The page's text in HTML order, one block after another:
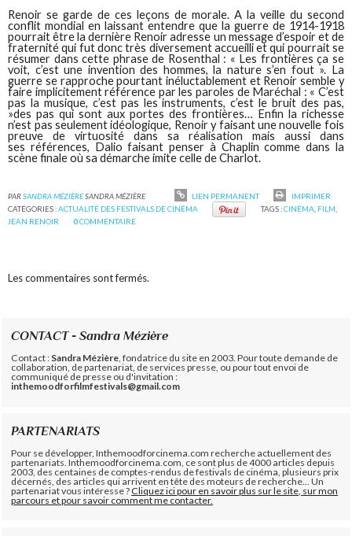
Renoir se garde de ces leçons de morale. A la veille du second
conflit mondial en laissant entendre que la guerre de 1914-1918
pourrait être la dernière Renoir adresse un message d’espoir et de
fraternité qui fut donc très diversement accueilli et qui pourrait se
résumer dans cette phrase de Rosenthal : « Les frontières ça se
voit, c’est une invention des hommes, la nature s’en fout ». La
guerre se rapproche pourtant inéluctablement et Renoir semble y
faire implicitement référence par les paroles de Maréchal : « C’est
pas la musique, c’est pas les instruments, c’est le bruit des pas,
»des pas qui sont aux portes des frontières… Enfin la richesse
n’est pas seulement idéologique, Renoir y faisant une nouvelle fois
preuve de virtuosité dans sa réalisation mais aussi dans
ses références, Dalio faisant penser à Chaplin comme dans la
scène finale où sa démarche imite celle de Charlot.
PARSANDRA MÉZIÈRESANDRA MÉZIÈRE LIEN PERMANENT
IMPRIMER
CATÉGORIES :ACTUALITÉ DES FESTIVALS DE CINÉMA TAGS :CINÉMA FILM
JEAN RENOIR
0COMMENTAIRE
Les commentaires sont fermés.
CONTACT - Sandra Mézière
Contact : Sandra Mézière , fondatrice du site en 2003. Pour toute demande de
collaboration, de partenariat, de services presse, ou pour tout envoi de
communiqué de presse ou d'invitation :
inthemoodforfilmfestivals@gmail.com
PARTENARIATS
Pour se développer, Inthemoodforcinema.com recherche actuellement des
partenariats. Inthemoodforcinema.com, ce sont plus de 4000 articles depuis
2003, des centaines de comptes-rendus de festivals de cinéma, plusieurs prix
décernés, des articles qui arrivent en tête des moteurs de recherche... Un
partenariat vous intéresse ?Cliquez ici pour en savoir plus sur le site, sur mon
parcours et pour savoir comment me contacter.